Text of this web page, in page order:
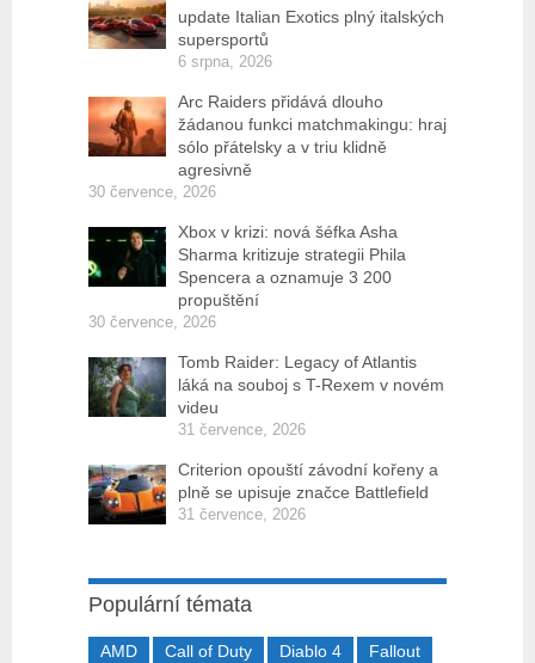
update Italian Exotics plný italských
supersportů
6 srpna, 2026
Arc Raiders přidává dlouho
žádanou funkci matchmakingu: hraj
sólo přátelsky a v triu klidně
agresivně
30 července, 2026
Xbox v krizi: nová šéfka Asha
Sharma kritizuje strategii Phila
Spencera a oznamuje 3 200
propuštění
30 července, 2026
Tomb Raider: Legacy of Atlantis
láká na souboj s T-Rexem v novém
videu
31 července, 2026
Criterion opouští závodní kořeny a
plně se upisuje značce Battlefield
31 července, 2026
Populární témata
AMD Call of Duty Diablo 4
Fallout